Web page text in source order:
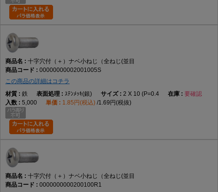
ねじ形状を採用した代表的な小ねじです。データでは鉄製、M2×2～
M12×100までの実質188サイズを展開しています。
ネジの計測方法
め付けトルク
十字穴付（＋）ナベ小ねじ（全ねじ(並目
00000000002001005S
この商品の詳細はコチラ
鉄
ｽﾃﾝﾒｯｷ(銀) 2 X 10 (P=0.4
要確認
5,000
1.85円(税込) 1.69円(税抜)
十字穴付（＋）ナベ小ねじ（全ねじ(並目
0000000000200100R1